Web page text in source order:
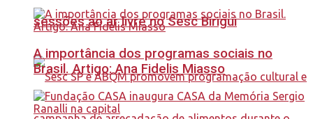
sessões ao ar livre no Sesc Birigui
A importância dos programas sociais no
Brasil. Artigo: Ana Fidelis Miasso